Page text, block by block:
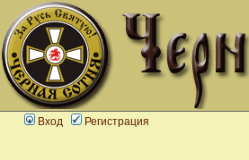
Вход Регистрация